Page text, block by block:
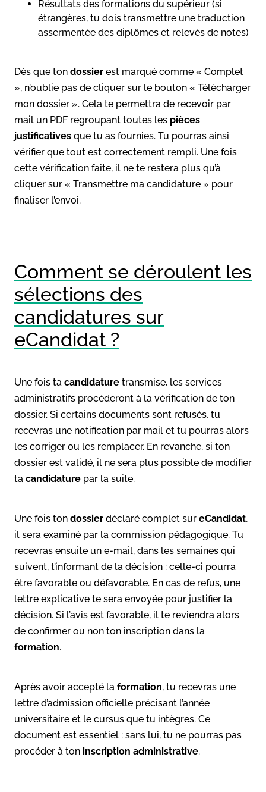
Résultats des formations du supérieur (si
étrangères, tu dois transmettre une traduction
assermentée des diplômes et relevés de notes)
Dès que ton dossier est marqué comme « Complet
», n’oublie pas de cliquer sur le bouton « Télécharger
mon dossier ». Cela te permettra de recevoir par
mail un PDF regroupant toutes les pièces
justificatives que tu as fournies. Tu pourras ainsi
vérifier que tout est correctement rempli. Une fois
cette vérification faite, il ne te restera plus qu’à
cliquer sur « Transmettre ma candidature » pour
finaliser l’envoi.
Comment se déroulent les
sélections des
candidatures sur
eCandidat ?
Une fois ta candidature transmise, les services
administratifs procéderont à la vérification de ton
dossier. Si certains documents sont refusés, tu
recevras une notification par mail et tu pourras alors
les corriger ou les remplacer. En revanche, si ton
dossier est validé, il ne sera plus possible de modifier
ta candidature par la suite.
Une fois ton dossier déclaré complet sur eCandidat,
il sera examiné par la commission pédagogique. Tu
recevras ensuite un e-mail, dans les semaines qui
suivent, t’informant de la décision : celle-ci pourra
être favorable ou défavorable. En cas de refus, une
lettre explicative te sera envoyée pour justifier la
décision. Si l’avis est favorable, il te reviendra alors
de confirmer ou non ton inscription dans la
formation.
Après avoir accepté la formation, tu recevras une
lettre d’admission officielle précisant l’année
universitaire et le cursus que tu intègres. Ce
document est essentiel : sans lui, tu ne pourras pas
procéder à ton inscription administrative.